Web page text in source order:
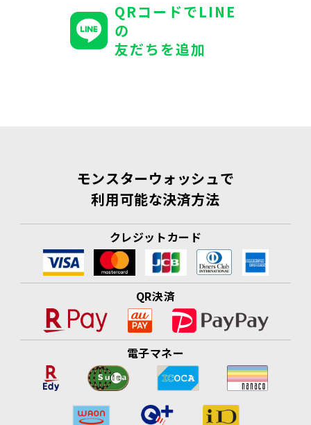
QRコードでLINE
の
友だちを追加
モンスターウォッシュで
利用可能な決済方法
クレジットカード
QR決済
電子マネー